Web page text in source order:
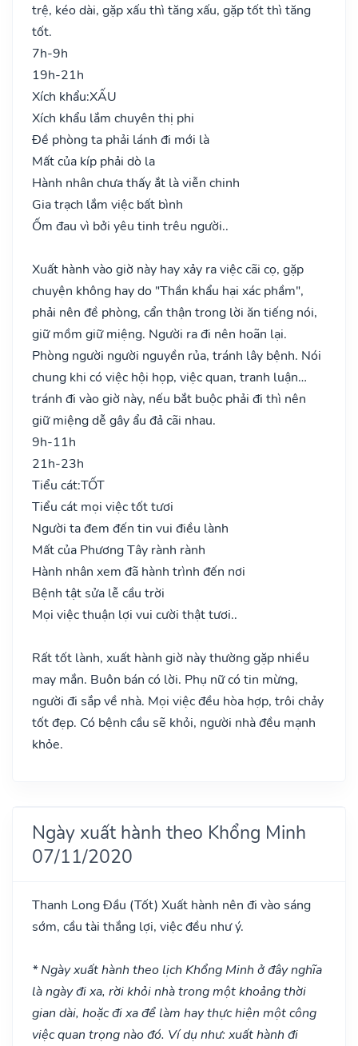
trệ, kéo dài, gặp xấu thì tăng xấu, gặp tốt thì tăng
tốt.
7h-9h
19h-21h
Xích khẩu:XẤU
Xích khẩu lắm chuyên thị phi
Đề phòng ta phải lánh đi mới là
Mất của kíp phải dò la
Hành nhân chưa thấy ắt là viễn chinh
Gia trạch lắm việc bất bình
Ốm đau vì bởi yêu tinh trêu người..
Xuất hành vào giờ này hay xảy ra việc cãi cọ, gặp
chuyện không hay do "Thần khẩu hại xác phầm",
phải nên đề phòng, cẩn thận trong lời ăn tiếng nói,
giữ mồm giữ miệng. Người ra đi nên hoãn lại.
Phòng người người nguyền rủa, tránh lây bệnh. Nói
chung khi có việc hội họp, việc quan, tranh luận…
tránh đi vào giờ này, nếu bắt buộc phải đi thì nên
giữ miệng dễ gây ẩu đả cãi nhau.
9h-11h
21h-23h
Tiểu cát:TỐT
Tiểu cát mọi việc tốt tươi
Người ta đem đến tin vui điều lành
Mất của Phương Tây rành rành
Hành nhân xem đã hành trình đến nơi
Bệnh tật sửa lễ cầu trời
Mọi việc thuận lợi vui cười thật tươi..
Rất tốt lành, xuất hành giờ này thường gặp nhiều
may mắn. Buôn bán có lời. Phụ nữ có tin mừng,
người đi sắp về nhà. Mọi việc đều hòa hợp, trôi chảy
tốt đẹp. Có bệnh cầu sẽ khỏi, người nhà đều mạnh
khỏe.
Ngày xuất hành theo Khổng Minh
07/11/2020
Thanh Long Đầu (Tốt) Xuất hành nên đi vào sáng
sớm, cầu tài thắng lợi, việc đều như ý.
* Ngày xuất hành theo lịch Khổng Minh ở đây nghĩa
là ngày đi xa, rời khỏi nhà trong một khoảng thời
gian dài, hoặc đi xa để làm hay thực hiện một công
việc quan trọng nào đó. Ví dụ như: xuất hành đi